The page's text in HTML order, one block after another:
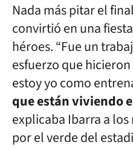
Nada más pitar el
convirtió en una
héroes. “Fue un
esfuerzo que
estoy yo como
que están viviendo
explicaba Ibarra a
por el verde del